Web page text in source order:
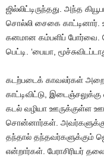
ஜில்லிட்டிருந்தது அந்த
சொல்லி சைகை காட்டினார்
கனமான கம்பளிப் போர்வை
பெட்டி
. ‘பையா
கடற்படைக் காவலர்கள்
காட்டிவிட்டு இடைஞ்சலுக்கு
கடல் வழியா ஊருக்குள்ள
சொன்னார்கள்
தந்தால் தந்தவர்களுக்கும்
என்றார்கள் பேராசிரியர்